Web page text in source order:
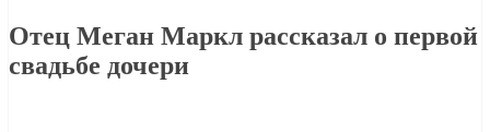
Отец Меган Маркл рассказал о первой
свадьбе дочери